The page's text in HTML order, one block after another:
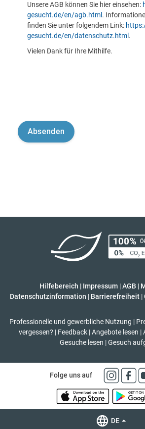
Unsere AGB können Sie hier einsehen:
gesucht.de/en/agb.html .
finden Sie unter folgendem Link:
gesucht.de/en/datenschutz.html .
Vielen Dank für Ihre Mithilfe.
Hilfebereich | Impressum |AGB |
Datenschutzinformation | Barrierefreiheit |
Professionelle und gewerbliche Nutzung |
vergessen? | Feedback | Angebote lesen |
Gesuche lesen | Gesuch
Folge uns auf
DE